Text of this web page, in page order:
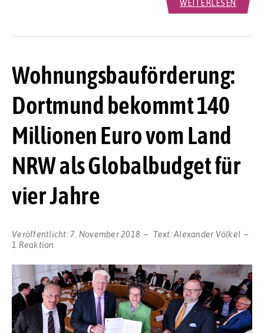
WEITERLESEN
Wohnungsbauförderung:
Dortmund bekommt 140
Millionen Euro vom Land
NRW als Globalbudget für
vier Jahre
Veröffentlicht: 7. November 2018 Text:Alexander Völkel
1 Reaktion